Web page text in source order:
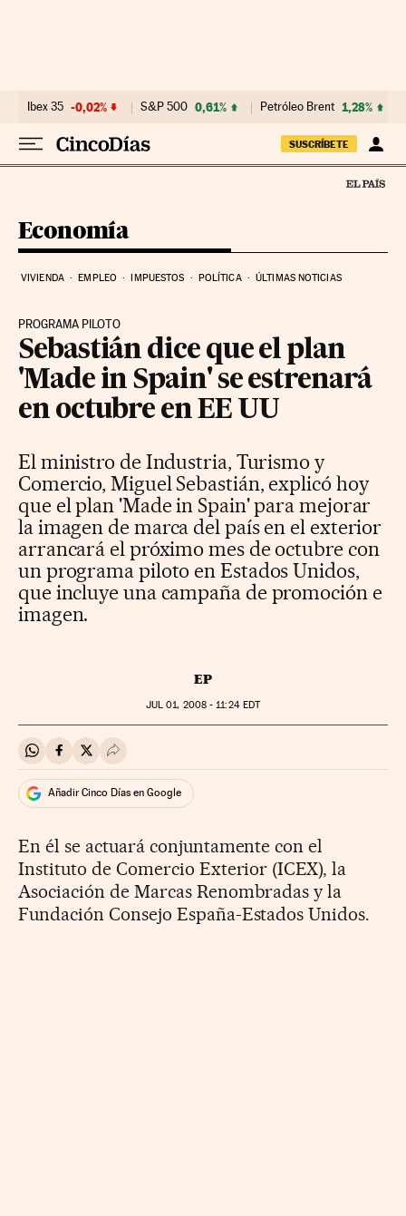
Ibex 35 -0,02% S&P 500 0,61% Petróleo Brent 1,28%
SUSCRÍBETE
Economía
VIVIENDA EMPLEO IMPUESTOS POLÍTICA ÚLTIMAS NOTICIAS
PROGRAMA PILOTO
Sebastián dice que el plan
'Made in Spain' se estrenará
en octubre en EE UU
El ministro de Industria, Turismo y
Comercio, Miguel Sebastián, explicó hoy
que el plan 'Made in Spain' para mejorar
la imagen de marca del país en el exterior
arrancará el próximo mes de octubre con
un programa piloto en Estados Unidos,
que incluye una campaña de promoción e
imagen.
EP
JUL 01, 2008 - 11:24EDT
Compartir en Whatsapp
Compartir en Facebook
Compartir en Twitter
Desplegar Redes Sociales
Añadir Cinco Días en Google
En él se actuará conjuntamente con el
Instituto de Comercio Exterior (ICEX), la
Asociación de Marcas Renombradas y la
Fundación Consejo España-Estados Unidos.